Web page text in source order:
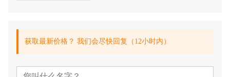
获取最新价格？ 我们会尽快回复（12小时内）